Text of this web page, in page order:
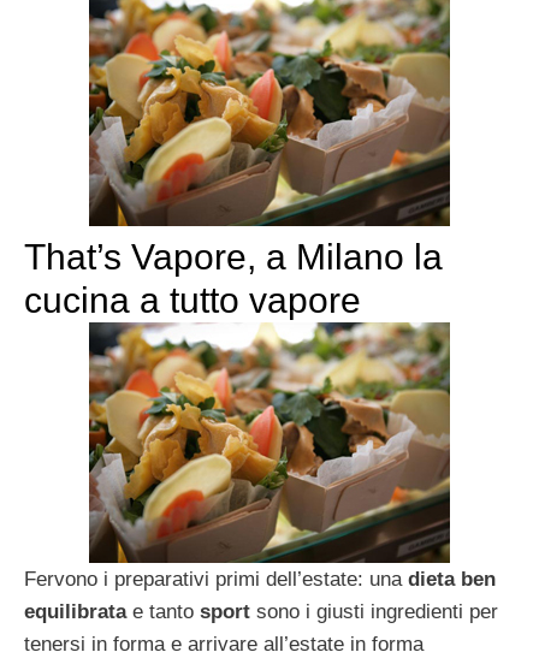
That’s Vapore, a Milano la
cucina a tutto vapore
Fervono i preparativi primi dell’estate: una dieta ben
equilibratae tanto sport sono i giusti ingredienti per
tenersi in forma e arrivare all’estate in forma